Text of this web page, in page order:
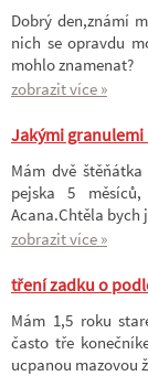
Dobrý den,známí
nich se opravdu
mohlo znamenat?
zobrazit více »
Jakými
Mám dvě
pejska 5
Acana.Chtěla bych
zobrazit více »
tření zadku o
Mám 1,5 roku
často tře
ucpanou mazovou